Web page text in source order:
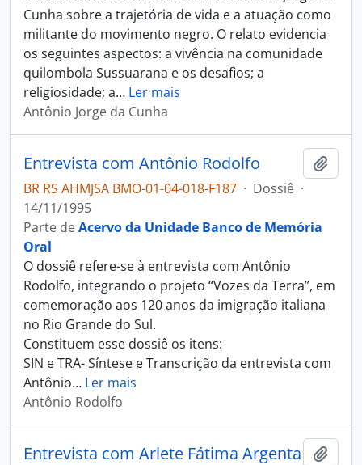
Cunha sobre a trajetória de vida e a atuação como
militante do movimento negro. O relato evidencia
os seguintes aspectos: a vivência na comunidade
quilombola Sussuarana e os desafios; a
religiosidade; a… Ler mais
Antônio Jorge da Cunha
Entrevista com Antônio Rodolfo
BR RS AHMJSA BMO-01-04-018-F187 · Dossiê ·
14/11/1995
Parte deAcervo da Unidade Banco de Memória
Oral
O dossiê refere-se à entrevista com Antônio
Rodolfo, integrando o projeto “Vozes da Terra”, em
comemoração aos 120 anos da imigração italiana
no Rio Grande do Sul.
Constituem esse dossiê os itens:
SIN e TRA- Síntese e Transcrição da entrevista com
Antônio… Ler mais
Antônio Rodolfo
Entrevista com Arlete Fátima Argenta